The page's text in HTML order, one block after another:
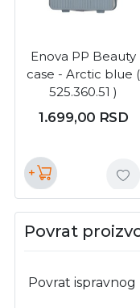
Enova PP Beauty
case - Arctic blue (
525.360.51 )
1.699,00 RSD
+
Povrat
Povrat ispravnog